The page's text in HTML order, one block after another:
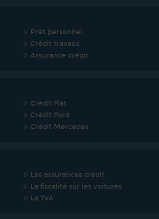
Prêt personnel
Crédit travaux
Assurance crédit
Crédit Fiat
Crédit Ford
Crédit Mercedes
Les assurances credit
La fiscalité sur les voitures
La TVA